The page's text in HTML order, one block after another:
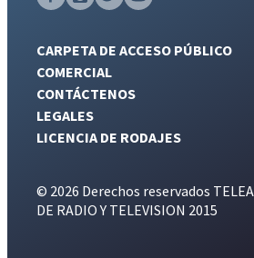
CARPETA DE ACCESO PÚBLICO
COMERCIAL
CONTÁCTENOS
LEGALES
LICENCIA DE RODAJES
© 2026 Derechos reservados
DE RADIO Y TELEVISION 2015